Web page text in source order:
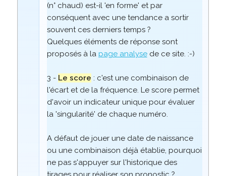
(n° chaud) est-il 'en forme' et par
conséquent avec une tendance a sortir
souvent ces derniers temps ?
Quelques éléments de réponse sont
proposés à la page analysede ce site. :-)
3 - Le score : c'est une combinaison de
l'écart et de la fréquence. Le score permet
d'avoir un indicateur unique pour évaluer
la 'singularité' de chaque numéro.
A défaut de jouer une date de naissance
ou une combinaison déjà établie, pourquoi
ne pas s'appuyer sur l'historique des